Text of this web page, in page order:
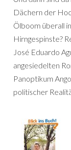
Dächern der
Ölboom überall
Hirngespinste?
José Eduardo
angesiedelten
Panoptikum
politischer